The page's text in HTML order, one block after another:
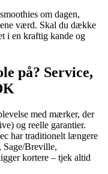
om dagen,
værd. Skal du dække
i en kraftig kande og
på? Service,
med mærker, der
og reelle garantier.
har traditionelt længere
Sage/Breville,
kortere – tjek altid